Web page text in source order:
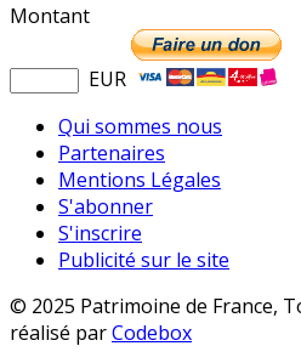
Montant
EUR
Qui sommes nous
Partenaires
Mentions Légales
S'abonner
S'inscrire
Publicité sur le site
© 2025 Patrimoine de France,
réalisé parCodebox